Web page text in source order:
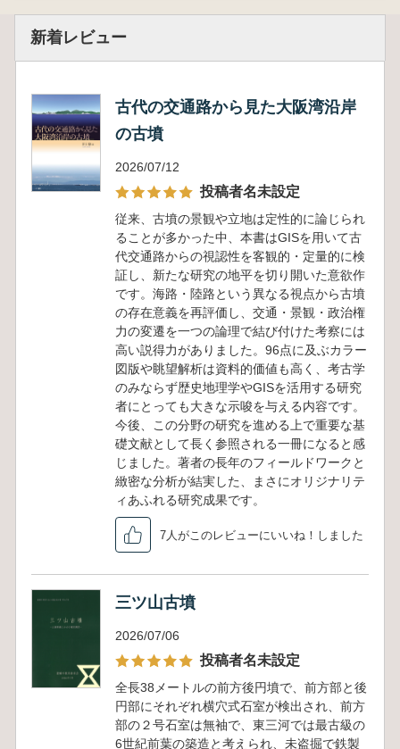
新着レビュー
古代の交通路から見た大阪湾沿岸
の古墳
2026/07/12
投稿者名未設定
従来、古墳の景観や立地は定性的に論じられ
ることが多かった中、本書はGISを用いて古
代交通路からの視認性を客観的・定量的に検
証し、新たな研究の地平を切り開いた意欲作
です。海路・陸路という異なる視点から古墳
の存在意義を再評価し、交通・景観・政治権
力の変遷を一つの論理で結び付けた考察には
高い説得力がありました。96点に及ぶカラー
図版や眺望解析は資料的価値も高く、考古学
のみならず歴史地理学やGISを活用する研究
者にとっても大きな示唆を与える内容です。
今後、この分野の研究を進める上で重要な基
礎文献として長く参照される一冊になると感
じました。著者の長年のフィールドワークと
緻密な分析が結実した、まさにオリジナリテ
ィあふれる研究成果です。
7人がこのレビューにいいね！しました
三ツ山古墳
2026/07/06
投稿者名未設定
全長38メートルの前方後円墳で、前方部と後
円部にそれぞれ横穴式石室が検出され、前方
部の２号石室は無袖で、東三河では最古級の
6世紀前葉の築造と考えられ、未盗掘で鉄製